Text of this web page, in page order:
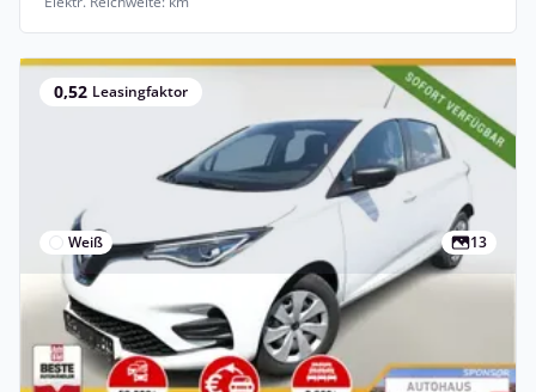
0,52 Leasingfaktor
Weiß 13
Gewerbe
Renault ZOE ZE50 R110 Life Kauf-Batterie
LED CCS Schuko